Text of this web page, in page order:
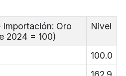
Oro
2024 = 100)
Nivel
100.0